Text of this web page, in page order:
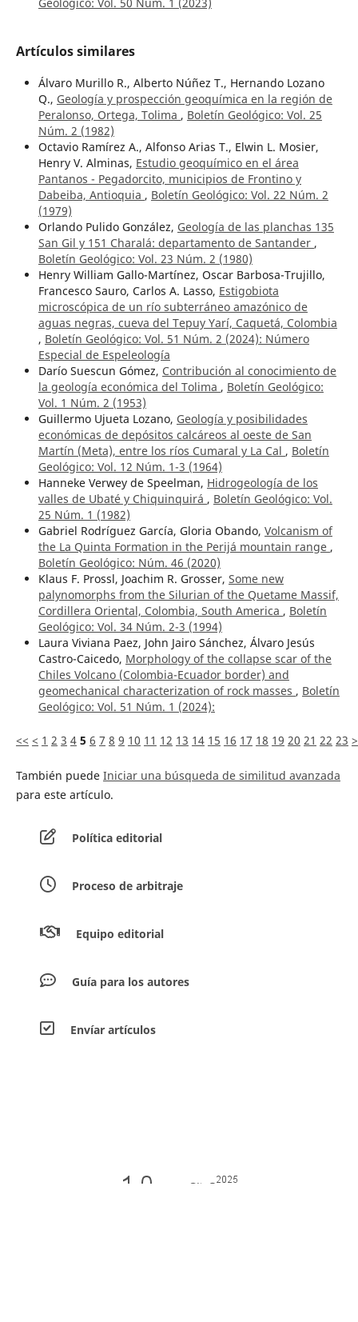
Geológico: Vol. 50 Núm. 1 (2023)
Artículos similares
Álvaro Murillo R., Alberto Núñez T., Hernando Lozano
Q., Geología y prospección geoquímica en la región de
Peralonso, Ortega, Tolima , Boletín Geológico: Vol. 25
Núm. 2 (1982)
Octavio Ramírez A., Alfonso Arias T., Elwin L. Mosier,
Henry V. Alminas, Estudio geoquímico en el área
Pantanos - Pegadorcito, municipios de Frontino y
Dabeiba, Antioquia , Boletín Geológico: Vol. 22 Núm. 2
(1979)
Orlando Pulido González, Geología de las planchas 135
San Gil y 151 Charalá: departamento de Santander ,
Boletín Geológico: Vol. 23 Núm. 2 (1980)
Henry William Gallo-Martínez, Oscar Barbosa-Trujillo,
Francesco Sauro, Carlos A. Lasso, Estigobiota
microscópica de un río subterráneo amazónico de
aguas negras, cueva del Tepuy Yarí, Caquetá, Colombia
, Boletín Geológico: Vol. 51 Núm. 2 (2024): Número
Especial de Espeleología
Darío Suescun Gómez, Contribución al conocimiento de
la geología económica del Tolima , Boletín Geológico:
Vol. 1 Núm. 2 (1953)
Guillermo Ujueta Lozano, Geología y posibilidades
económicas de depósitos calcáreos al oeste de San
Martín (Meta), entre los ríos Cumaral y La Cal , Boletín
Geológico: Vol. 12 Núm. 1-3 (1964)
Hanneke Verwey de Speelman, Hidrogeología de los
valles de Ubaté y Chiquinquirá , Boletín Geológico: Vol.
25 Núm. 1 (1982)
Gabriel Rodríguez García, Gloria Obando, Volcanism of
the La Quinta Formation in the Perijá mountain range ,
Boletín Geológico: Núm. 46 (2020)
Klaus F. Prossl, Joachim R. Grosser, Some new
palynomorphs from the Silurian of the Quetame Massif,
Cordillera Oriental, Colombia, South America , Boletín
Geológico: Vol. 34 Núm. 2-3 (1994)
Laura Viviana Paez, John Jairo Sánchez, Álvaro Jesús
Castro-Caicedo, Morphology of the collapse scar of the
Chiles Volcano (Colombia-Ecuador border) and
geomechanical characterization of rock masses , Boletín
Geológico: Vol. 51 Núm. 1 (2024):
<< < 1 2 3 4 5 6 7 8 9 10 11 12 13 14 15 16 17 18 19 20 21 22 23 >
También puede Iniciar una búsqueda de similitud avanzada
para este artículo.
Política editorial
Proceso de arbitraje
Equipo editorial
Guía para los autores
Envíar artículos